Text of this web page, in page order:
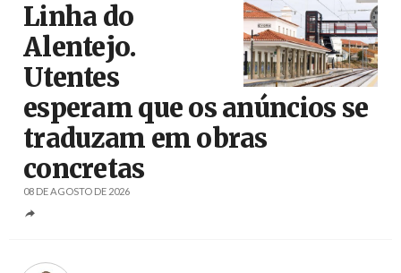
Linha do
Alentejo.
Utentes
esperam que os anúncios se
traduzam em obras
concretas
08 DE AGOSTO DE 2026